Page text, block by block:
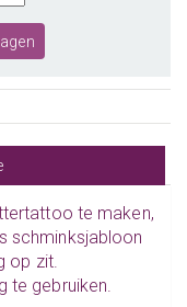
te maken,
schminksjabloon
op zit.
te gebruiken.